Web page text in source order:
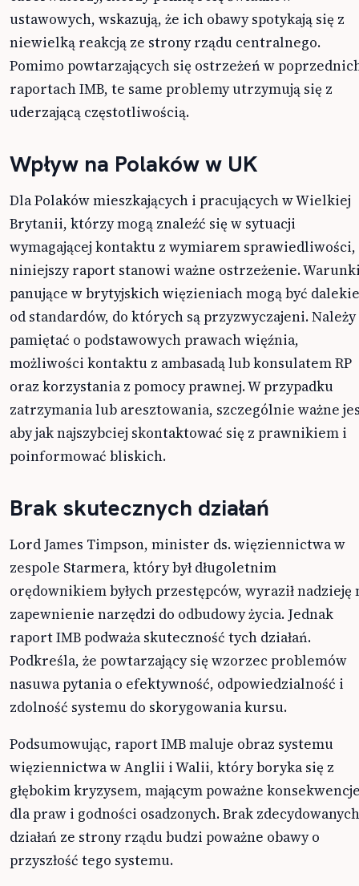
ustawowych, wskazują, że ich obawy spotykają się z
niewielką reakcją ze strony rządu centralnego.
Pomimo powtarzających się ostrzeżeń w
raportach IMB, te same problemy utrzymują się z
uderzającą częstotliwością.
Wpływ na Polaków w UK
Dla Polaków mieszkających i pracujących w Wielkiej
Brytanii, którzy mogą znaleźć się w sytuacji
wymagającej kontaktu z wymiarem sprawiedliwości,
niniejszy raport stanowi ważne ostrzeżenie.
panujące w brytyjskich więzieniach mogą być dalekie
od standardów, do których są przyzwyczajeni. Należy
pamiętać o podstawowych prawach więźnia,
możliwości kontaktu z ambasadą lub konsulatem RP
oraz korzystania z pomocy prawnej. W przypadku
zatrzymania lub aresztowania, szczególnie ważne
aby jak najszybciej skontaktować się z prawnikiem i
poinformować bliskich.
Brak skutecznych działań
Lord James Timpson, minister ds. więziennictwa w
zespole Starmera, który był długoletnim
orędownikiem byłych przestępców, wyraził nadzieję
zapewnienie narzędzi do odbudowy życia. Jednak
raport IMB podważa skuteczność tych działań.
Podkreśla, że powtarzający się wzorzec problemów
nasuwa pytania o efektywność, odpowiedzialność i
zdolność systemu do skorygowania kursu.
Podsumowując, raport IMB maluje obraz systemu
więziennictwa w Anglii i Walii, który boryka się z
głębokim kryzysem, mającym poważne
dla praw i godności osadzonych. Brak zdecydowanych
działań ze strony rządu budzi poważne obawy o
przyszłość tego systemu.